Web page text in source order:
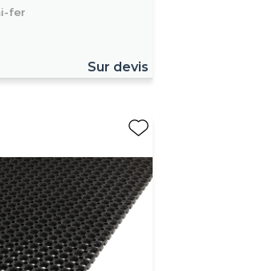
fer
Sur devis